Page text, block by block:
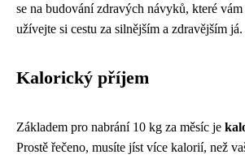
se na budování zdravých návyků, které
užívejte si cestu za silnějším a zdravějším já.
Kalorický příjem
Základem pro nabrání 10 kg za měsíc je
Prostě řečeno, musíte jíst více kalorií, než